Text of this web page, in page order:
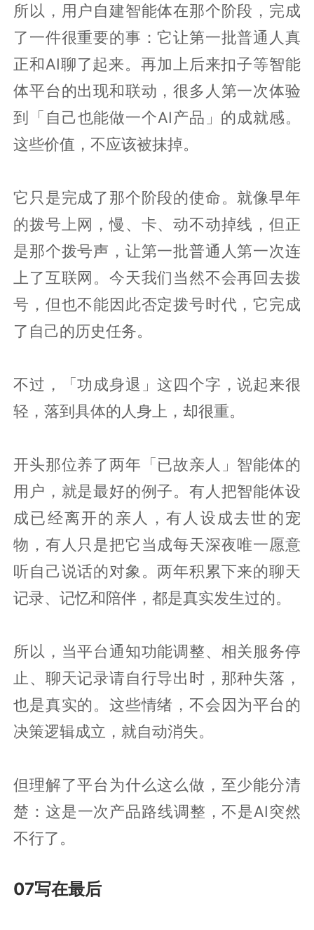
所以，用户自建智能体在那个阶段，完成
了一件很重要的事：它让第一批普通人真
正和AI聊了起来。再加上后来扣子等智能
体平台的出现和联动，很多人第一次体验
到「自己也能做一个AI产品」的成就感。
这些价值，不应该被抹掉。
它只是完成了那个阶段的使命。就像早年
的拨号上网，慢、卡、动不动掉线，但正
是那个拨号声，让第一批普通人第一次连
上了互联网。今天我们当然不会再回去拨
号，但也不能因此否定拨号时代，它完成
了自己的历史任务。
不过，「功成身退」这四个字，说起来很
轻，落到具体的人身上，却很重。
开头那位养了两年「已故亲人」智能体的
用户，就是最好的例子。有人把智能体设
成已经离开的亲人，有人设成去世的宠
物，有人只是把它当成每天深夜唯一愿意
听自己说话的对象。两年积累下来的聊天
记录、记忆和陪伴，都是真实发生过的。
所以，当平台通知功能调整、相关服务停
止、聊天记录请自行导出时，那种失落，
也是真实的。这些情绪，不会因为平台的
决策逻辑成立，就自动消失。
但理解了平台为什么这么做，至少能分清
楚：这是一次产品路线调整，不是AI突然
不行了。
07写在最后